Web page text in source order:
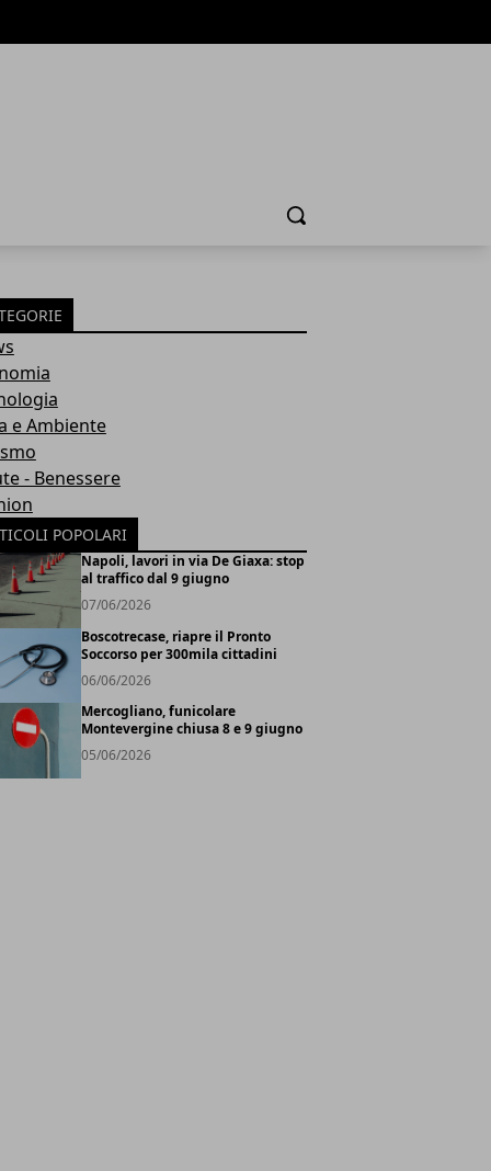
Cerca
e Ambiente
- Benessere
POPOLARI
Napoli, lavori in via De Giaxa: stop
al traffico dal 9 giugno
07/06/2026
Boscotrecase, riapre il Pronto
Soccorso per 300mila cittadini
06/06/2026
Mercogliano, funicolare
Montevergine chiusa 8 e 9 giugno
05/06/2026